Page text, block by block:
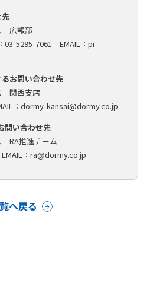
広報部
03-5295-7061 EMAIL： pr-
お問い合わせ先
関西支店
：dormy-kansai@dormy.co.jp
問い合わせ先
RA推進チーム
：ra@dormy.co.jp
へ戻る